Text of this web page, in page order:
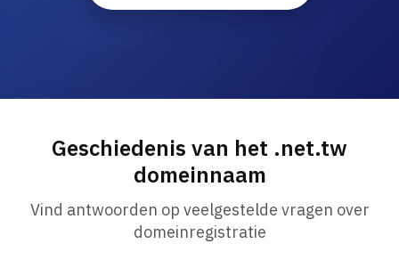
Geschiedenis van het .net.tw
domeinnaam
Vind antwoorden op veelgestelde vragen over
domeinregistratie